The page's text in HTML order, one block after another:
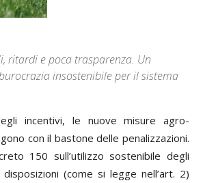
ritardi e poca trasparenza. Un
insostenibile per il sistema
incentivi, le nuove misure agro-
con il bastone delle penalizzazioni.
150 sull’utilizzo sostenibile degli
(come si legge nell’art. 2)